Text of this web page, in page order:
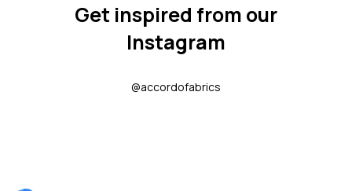
Get inspired from our
Instagram
@accordofabrics